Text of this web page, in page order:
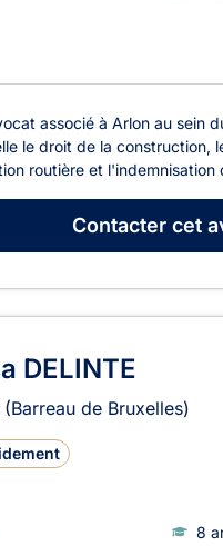
associé à Arlon au sein
le droit de la
routière et l'indemnisation
Contactercet
DELINTE
(Barreau de Bruxelles)
8